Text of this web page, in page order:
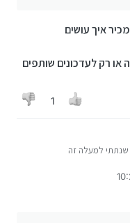
איך עושים
או רק לעדכונים שותפים
1
למעלה זה
זה נותן להוריד ישירות
ישירה